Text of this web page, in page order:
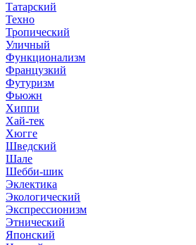
Татарский
Техно
Тропический
Уличный
Функционализм
Французкий
Футуризм
Фьюжн
Хиппи
Хай-тек
Хюгге
Шведский
Шале
Шебби-шик
Эклектика
Экологический
Экспрессионизм
Этнический
Японский